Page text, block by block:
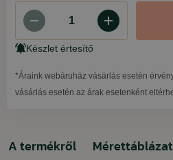
Készlet értesítő
*Áraink webáruház vásárlás esetén
vásárlás esetén az árak esetenként
A termékről Mérettáblázat